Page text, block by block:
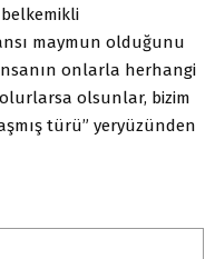
maymun olduğunu
onlarla herhangi
olsunlar, bizim
türü” yeryüzünden